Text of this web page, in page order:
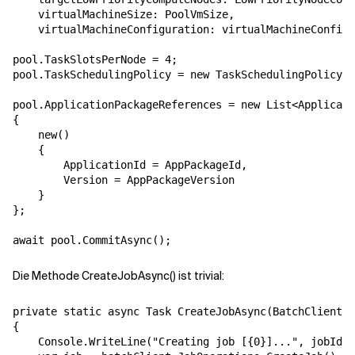
    virtualMachineSize: PoolVmSize,
virtualMachineConfiguration:
pool.TaskSlotsPerNode = 4;
pool.TaskSchedulingPolicy = new
pool.ApplicationPackageReferences = new
{
    new()
    {
        ApplicationId = AppPackageId,
        Version = AppPackageVersion
    }
};
await pool.CommitAsync();
Die Methode CreateJobAsync() ist trivial:
private static async Task
{
    Console.WriteLine("Creating job [{0}]...", jobId);